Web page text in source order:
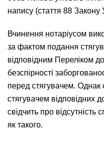
напису (стаття 88 Закону
Вчинення нотаріусом
за фактом подання
відповідним Переліком
безспірності
перед стягувачем. Однак
стягувачем відповідних
свідчить про відсутність
як такого.